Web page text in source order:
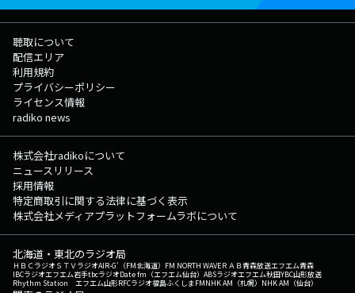
聴取について
配信エリア
利用規約
プライバシーポリシー
ライセンス情報
radiko news
株式会社radikoについて
ニュースリリース
採用情報
特定商取引に関する法律に基づく表示
株式会社メディアプラットフォームラボについて
北海道・東北のラジオ局
ＨＢＣラジオＳＴＶラジオAIR-G'（FM北海道） FM NORTH WAVEＲＡＢ青森放送エフエム青森
IBCラジオエフエム岩手tbcラジオDate fm（エフエム仙台） ABSラジオエフエム秋田YBC山形放送
Rhythm Station エフエム山形RFCラジオ福島ふくしまFMNHK AM（札幌） NHK AM（仙台）